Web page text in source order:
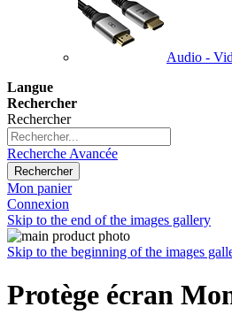
Audio -
Langue
Rechercher
Rechercher
Recherche Avancée
Rechercher
Mon panier
Connexion
Skip to the end of the images gallery
Skip to the beginning of the images
Protège écran